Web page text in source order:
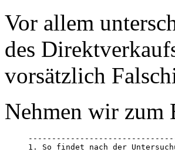
Vor allem
des
vorsätzlich
Nehmen wir zum
1. So findet nach der